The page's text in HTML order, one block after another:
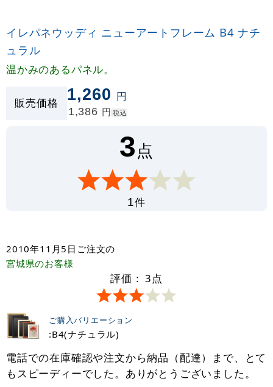
イレパネウッディ ニューアートフレーム B4 ナチ
ュラル
温かみのあるパネル。
販売価格 1,260 円
1,386 円 税込
3点
1件
2010年11月5日 ご注文の
宮城県のお客様
評価： 3点
ご購入バリエーション
:B4(ナチュラル)
電話での在庫確認や注文から納品（配達）まで、とて
もスピーディーでした。ありがとうございました。